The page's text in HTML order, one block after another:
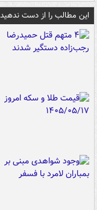
این مطالب را از دست